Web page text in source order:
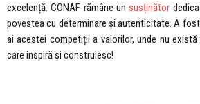
excelență. CONAF rămâne unsusținător
povestea cu determinare și autenticitate. A
ai acestei competiții a valorilor, unde nu
care inspiră și construiesc!